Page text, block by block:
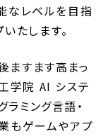
なレベルを目指
たします。
ますます高まっ
学院 AI システ
ミング言語・
もゲームやアプ